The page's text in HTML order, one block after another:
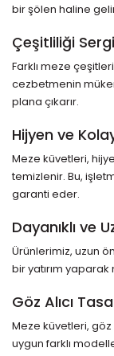
bir şölen haline
Çeşitliliği
Farklı meze
cezbetmenin
plana çıkarır.
Hijyen ve
Meze küvetleri,
temizlenir. Bu,
garanti eder.
Dayanıklı ve
Ürünlerimiz, uzun
bir yatırım
Göz Alıcı
Meze küvetleri, göz
uygun farklı